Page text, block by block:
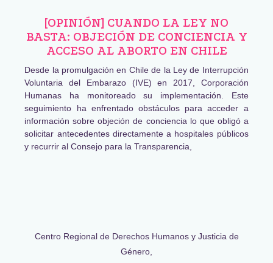
[OPINIÓN] CUANDO LA LEY NO
BASTA: OBJECIÓN DE CONCIENCIA Y
ACCESO AL ABORTO EN CHILE
Desde la promulgación en Chile de la Ley de Interrupción
Voluntaria del Embarazo (IVE) en 2017, Corporación
Humanas ha monitoreado su implementación. Este
seguimiento ha enfrentado obstáculos para acceder a
información sobre objeción de conciencia lo que obligó a
solicitar antecedentes directamente a hospitales públicos
y recurrir al Consejo para la Transparencia,
Centro Regional de Derechos Humanos y Justicia de
Género,